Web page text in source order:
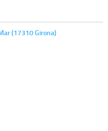
(17310 Girona)